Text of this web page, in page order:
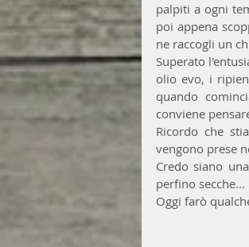
palpiti a ogni
poi appena
ne raccogli un
Superato
olio evo, i
quando
conviene
Ricordo che
vengono prese
Credo siano
perfino secche...
Oggi farò